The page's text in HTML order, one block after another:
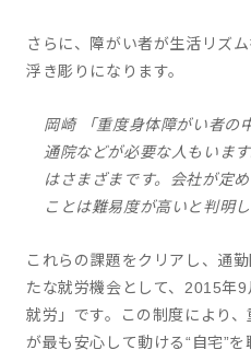
さらに、障がい者が生活リズ
浮き彫りになります。
岡崎 「重度身体障がい者の
通院などが必要な人もいま
はさまざまです。会社が定
ことは難易度が高いと判明し
これらの課題をクリアし、通
たな就労機会として、2015年
就労」です。この制度により
が最も安心して動ける“自宅”